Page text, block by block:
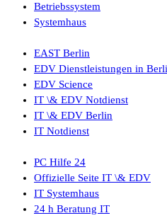
Betriebssystem
Systemhaus
EAST Berlin
EDV Dienstleistungen in
EDV Science
IT \& EDV Notdienst
IT \& EDV Berlin
IT Notdienst
PC Hilfe 24
Offizielle Seite IT \& EDV
IT Systemhaus
24 h Beratung IT